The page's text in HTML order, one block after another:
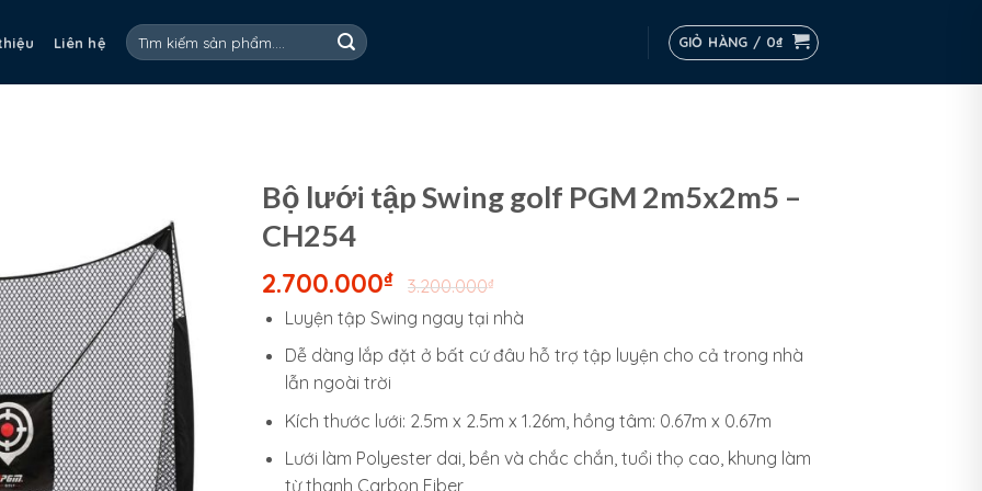
Liên hệ
Tìm
kiếm:
GIỎ HÀNG / 0₫
Bộ lưới tập Swing golf PGM 2m5x2m5 –
CH254
2.700.000₫ 3.200.000₫
Luyện tập Swing ngay tại nhà
Dễ dàng lắp đặt ở bất cứ đâu hỗ trợ tập luyện cho cả trong nhà
lẫn ngoài trời
Kích thước lưới: 2.5m x 2.5m x 1.26m, hồng tâm: 0.67m x 0.67m
Lưới làm Polyester dai, bền và chắc chắn, tuổi thọ cao, khung làm
từ thanh Carbon Fiber